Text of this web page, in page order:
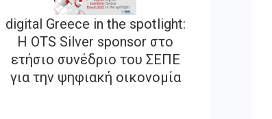
digital Greece in the spotlight:
Η OTS Silver sponsor στο
ετήσιο συνέδριο του ΣΕΠΕ
για την ψηφιακή οικονομία